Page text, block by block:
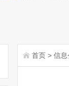
首页 > 信息